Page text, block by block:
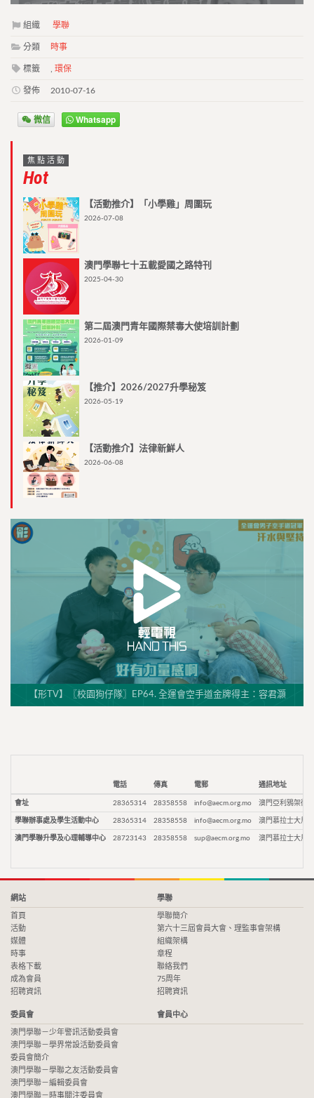
組織 學聯
分類 時事
標籤 環保
發佈 2010-07-16
微信 Whatsapp
焦點活動
Hot
【活動推介】「小學雞」周圍玩
2026-07-08
澳門學聯七十五載愛國之路特刊
2025-04-30
第二屆澳門青年國際禁毒大使培訓計劃
2026-01-09
【推介】2026/2027升學秘笈
2026-05-19
【活動推介】法律新鮮人
2026-06-08
【形TV】〖校園狗仔隊〗EP64. 全運會空手道金牌得主：容君灝
電話 傳真 電郵 通訊地址
會址 28365314 28358558 info@aecm.org.mo 澳門亞利鴉架街9
學聯辦事處及學生活動中心 28365314 28358558 info@aecm.org.mo 澳門慕拉士大馬
澳門學聯升學及心理輔導中心 28723143 28358558 sup@aecm.org.mo 澳門慕拉士大馬
網站
首頁
活動
媒體
時事
表格下載
成為會員
招聘資訊
學聯
學聯簡介
第六十三屆會員大會、理監事會架構
組織架構
章程
聯絡我們
75周年
招聘資訊
委員會
澳門學聯－少年警訊活動委員會
澳門學聯－學界常設活動委員會
委員會簡介
澳門學聯－學聯之友活動委員會
澳門學聯－編輯委員會
澳門學聯－時事關注委員會
會員中心